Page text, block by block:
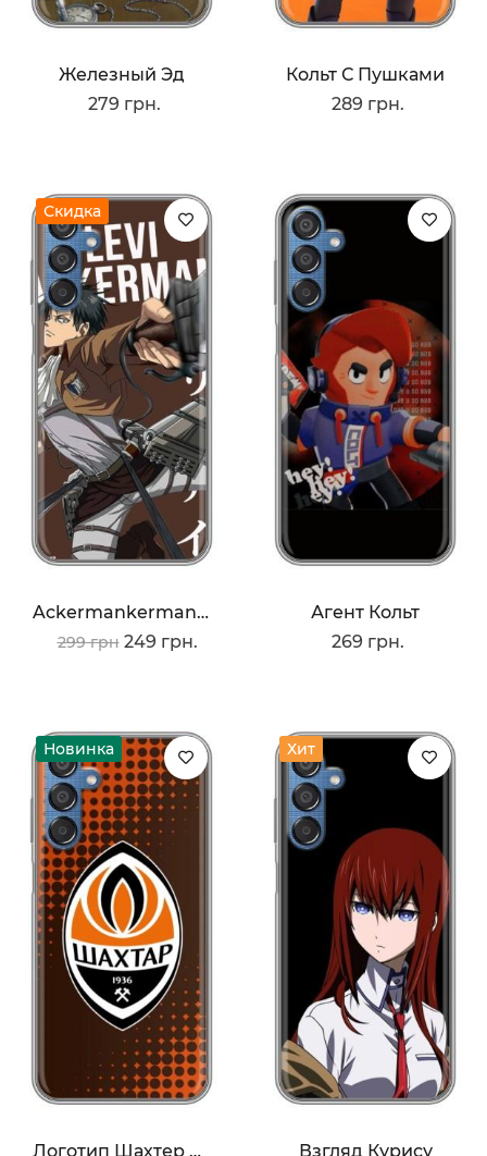
Железный Эд
279 грн.
Кольт С Пушками
289 грн.
Скидка
Ackermankerman Levi
299 грн 249 грн.
Агент Кольт
269 грн.
Новинка
Логотип Шахтер Донецк
Хит
Взгляд Курису